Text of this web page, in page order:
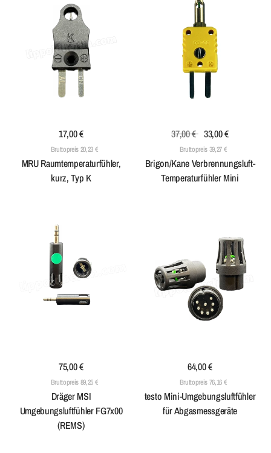
17,00 €
Bruttopreis 20,23 €
MRU Raumtemperaturfühler,
kurz, Typ K
37,00 € 33,00 €
Bruttopreis 39,27 €
Brigon/Kane Verbrennungsluft-
Temperaturfühler Mini
75,00 €
Bruttopreis 89,25 €
Dräger MSI
Umgebungsluftfühler FG7x00
(REMS)
64,00 €
Bruttopreis 76,16 €
testo Mini-Umgebungsluftfühler
für Abgasmessgeräte